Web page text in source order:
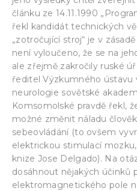
článku ze 14.11.1990
řekl kandidát technických
„zotročující stroj“ je v
není vyloučeno, že se na
ale zřejmě zakročily ruské
ředitel Výzkumného ústavu
neurologie sovětské
Komsomolské pravdě řekl,
možné změnit náladu
sebeovládání (to ovšem
elektrickou stimulací
knize Jose Delgado). Na
dosáhnout nějakých účinků
elektromagnetického pole